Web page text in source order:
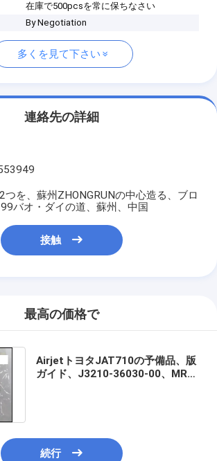
在庫で500pcsを常に保ちなさい
By Negotiation
多くを見て下さい
連絡先の詳細
つを、蘇州ZHONGRUNの中心造る、ブロ
バオ・ダイの道、蘇州、中国
接触
最高の価格で
AirjetトヨタJAT710の予備品、版
ガイド、J3210-36030-00、MRO
続行